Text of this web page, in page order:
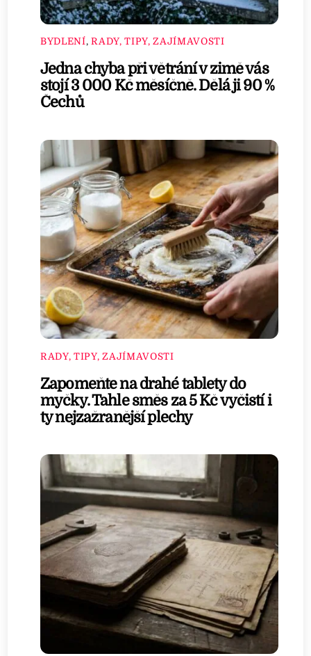
BYDLENÍ,RADY, TIPY, ZAJÍMAVOSTI
Jedna chyba při větrání v zimě vás
stojí 3 000 Kč měsíčně. Dělá ji 90 %
Čechů
RADY, TIPY, ZAJÍMAVOSTI
Zapomeňte na drahé tablety do
myčky. Tahle směs za 5 Kč vyčistí i
ty nejzažranější plechy